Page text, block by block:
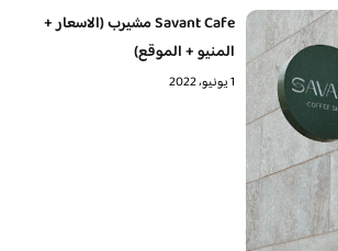
Savant Cafe مشيرب (الاسعار +
المنيو + الموقع)
1 يونيو، 2022